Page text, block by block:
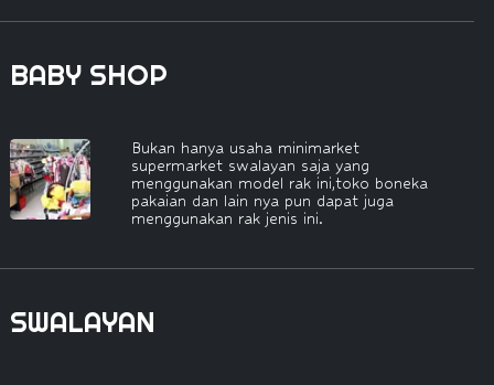
BABY SHOP
Bukan hanya usaha minimarket
supermarket swalayan saja yang
menggunakan model rak ini,toko boneka
pakaian dan lain nya pun dapat juga
menggunakan rak jenis ini.
SWALAYAN